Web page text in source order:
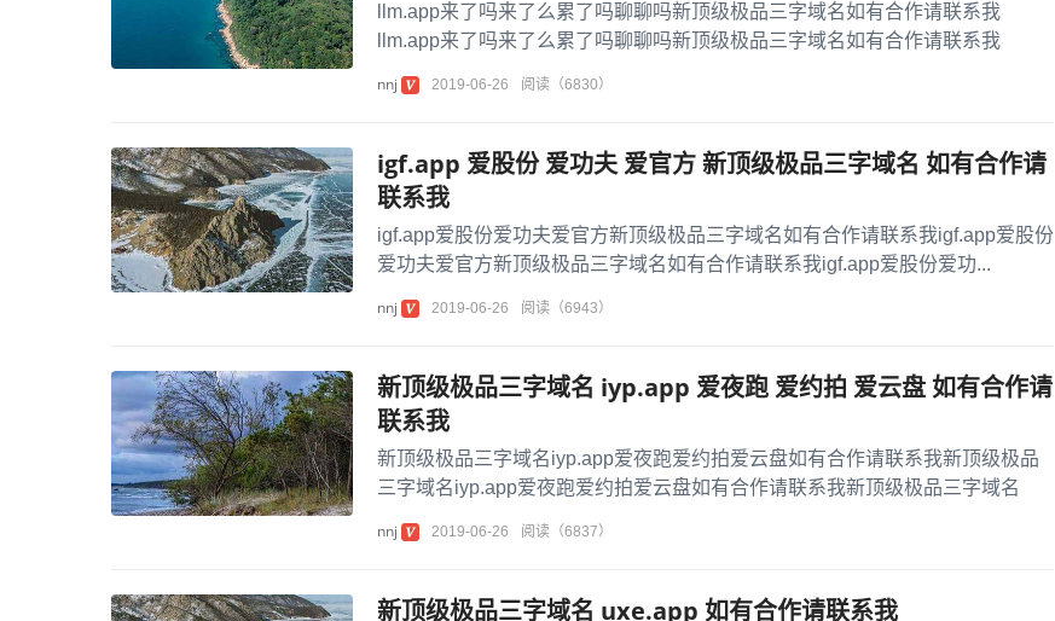
llm.app来了吗来了么累了吗聊聊吗新顶级极品三字域名如有合作请联系我
llm.app来了吗来了么累了吗聊聊吗新顶级极品三字域名如有合作请联系我
nnj 2019-06-26 阅读（6830）
igf.app 爱股份 爱功夫 爱官方 新顶级极品三字域名 如有合作请
联系我
igf.app爱股份爱功夫爱官方新顶级极品三字域名如有合作请联系我igf.app爱股份
爱功夫爱官方新顶级极品三字域名如有合作请联系我igf.app爱股份爱功...
nnj 2019-06-26 阅读（6943）
新顶级极品三字域名 iyp.app 爱夜跑 爱约拍 爱云盘 如有合作请
联系我
新顶级极品三字域名iyp.app爱夜跑爱约拍爱云盘如有合作请联系我新顶级极品
三字域名iyp.app爱夜跑爱约拍爱云盘如有合作请联系我新顶级极品三字域名
nnj 2019-06-26 阅读（6837）
新顶级极品三字域名 uxe.app 如有合作请联系我